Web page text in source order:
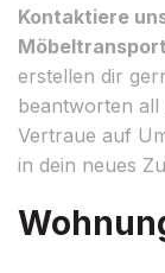
Kontaktiere
erstellen dir
beantworten all
Vertraue auf
in dein neues